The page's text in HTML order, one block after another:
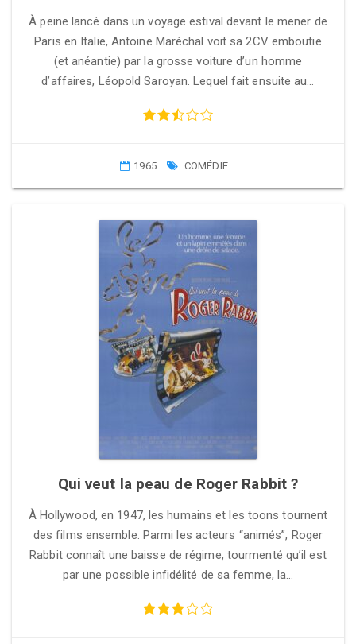
À peine lancé dans un voyage estival devant le mener de
Paris en Italie, Antoine Maréchal voit sa 2CV emboutie
(et anéantie) par la grosse voiture d’un homme
d’affaires, Léopold Saroyan. Lequel fait ensuite au…
1965 COMÉDIE
Qui veut la peau de Roger Rabbit ?
À Hollywood, en 1947, les humains et les toons tournent
des films ensemble. Parmi les acteurs “animés”, Roger
Rabbit connaît une baisse de régime, tourmenté qu’il est
par une possible infidélité de sa femme, la…